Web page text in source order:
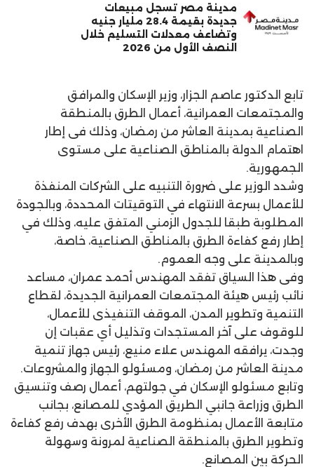
مدينة مصر تسجل مبيعات
جديدة بقيمة 28.4 مليار جنيه
وتضاعف معدلات التسليم خلال
النصف الأول من 2026
تابع الدكتور عاصم الجزار، وزير الإسكان والمرافق
والمجتمعات العمرانية، أعمال الطرق بالمنطقة
الصناعية بمدينة العاشر من رمضان، وذلك فى إطار
اهتمام الدولة بالمناطق الصناعية على مستوى
الجمهورية.
وشدد الوزير على ضرورة التنبيه على الشركات المنفذة
للأعمال بسرعة الانتهاء في التوقيتات المحددة، وبالجودة
المطلوبة طبقا للجدول الزمني المتفق عليه، وذلك في
إطار رفع كفاءة الطرق بالمناطق الصناعية، خاصة،
وبالمدينة على وجه العموم.
وفى هذا السياق تفقد المهندس أحمد عمران، مساعد
نائب رئيس هيئة المجتمعات العمرانية الجديدة، لقطاع
التنمية وتطوير المدن، الموقف التنفيذى للأعمال،
للوقوف على آخر المستجدات وتذليل أي عقبات إن
وجدت، يرافقه المهندس علاء منيع، رئيس جهاز تنمية
مدينة العاشر من رمضان، ومسئولو الجهاز والمشروعات.
وتابع مسئولو الإسكان في جولتهم، أعمال رصف وتنسيق
الطرق وزراعة جانبي الطريق المؤدي للمصانع، بجانب
متابعة الأعمال بمنظومة الطرق الأخرى بهدف رفع كفاءة
وتطوير الطرق بالمنطقة الصناعية لمرونة وسهولة
الحركة بين المصانع.